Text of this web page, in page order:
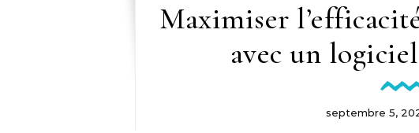
Maximiser
avec un
septembre 5,